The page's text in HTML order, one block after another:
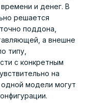
и денег. В
решается
поддона,
а внешне
типу,
с конкретным
на
модели могут